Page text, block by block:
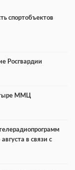
спортобъектов
Росгвардии
ММЦ
в связи с